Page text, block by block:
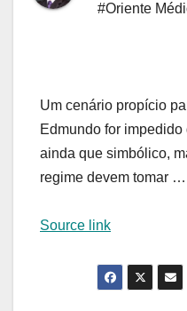
#Oriente
Um cenário propício
Edmundo for
ainda que simbólico,
regime devem tomar …
Source link